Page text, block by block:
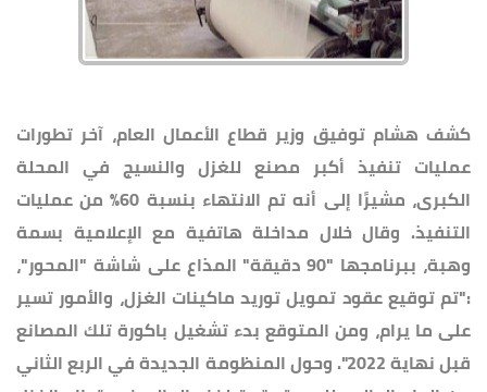
كشف هشام توفيق وزير قطاع الأعمال العام، آخر تطورات
عمليات تنفيذ أكبر مصنع للغزل والنسيج في المحلة
الكبرى، مشيرًا إلى أنه تم الانتهاء بنسبة 60% من عمليات
التنفيذ. وقال خلال مداخلة هاتفية مع الإعلامية بسمة
وهبة، ببرنامجها "90 دقيقة" المذاع على شاشة "المحور"،
:"تم توقيع عقود تمويل توريد ماكينات الغزل، والأمور تسير
على ما يرام، ومن المتوقع بدء تشغيل باكورة تلك المصانع
قبل نهاية 2022". وحول المنظومة الجديدة في الربع الثاني